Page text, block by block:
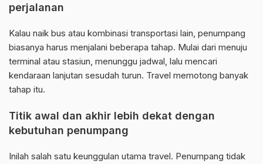
perjalanan
Kalau naik bus atau kombinasi transportasi lain, penumpang
biasanya harus menjalani beberapa tahap. Mulai dari menuju
terminal atau stasiun, menunggu jadwal, lalu mencari
kendaraan lanjutan sesudah turun. Travel memotong banyak
tahap itu.
Titik awal dan akhir lebih dekat dengan
kebutuhan penumpang
Inilah salah satu keunggulan utama travel. Penumpang tidak